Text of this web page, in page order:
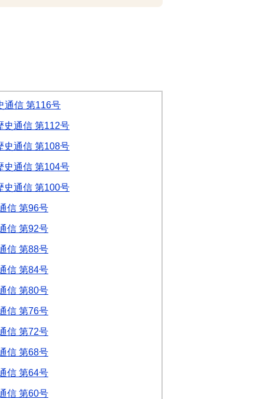
通信 第116号
史通信 第112号
史通信 第108号
史通信 第104号
史通信 第100号
信 第96号
信 第92号
信 第88号
信 第84号
信 第80号
信 第76号
信 第72号
信 第68号
信 第64号
信 第60号